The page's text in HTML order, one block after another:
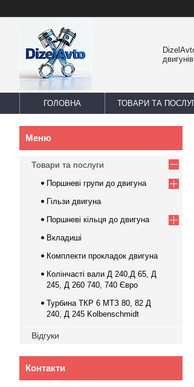
двигунів
ГОЛОВНА ТОВАРИ ТА
Товари та послуги
Поршневі групи до двигуна
Гільзи двигуна
Поршневі кільця до двигуна
Вкладиші
Комплекти прокладок двигуна
Колінчасті вали Д 240,Д 65, Д
245, Д 260 740, 740 Євро
Турбина ТКР 6 МТЗ 80, 82 Д
240, Д 245 Kolbenschmidt
Відгуки
Контакти